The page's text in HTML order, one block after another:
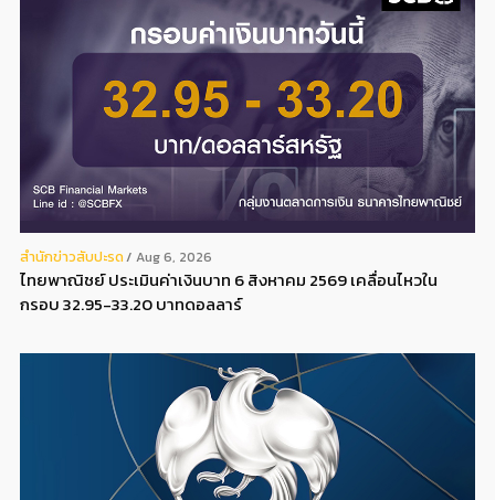
สํานักข่าวสับปะรด Aug 6, 2026
ไทยพาณิชย์ ประเมินค่าเงินบาท 6 สิงหาคม 2569 เคลื่อนไหวใน
กรอบ 32.95-33.20 บาทดอลลาร์